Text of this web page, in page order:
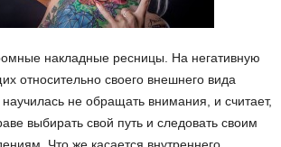
накладные ресницы. На негативную
относительно своего внешнего вида
не обращать внимания, и считает,
выбирать свой путь и следовать своим